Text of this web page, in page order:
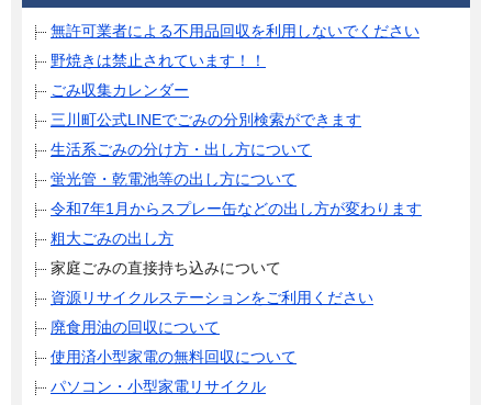
無許可業者による不用品回収を利用しないでください
野焼きは禁止されています！！
ごみ収集カレンダー
三川町公式LINEでごみの分別検索ができます
生活系ごみの分け方・出し方について
蛍光管・乾電池等の出し方について
令和7年1月からスプレー缶などの出し方が変わります
粗大ごみの出し方
家庭ごみの直接持ち込みについて
資源リサイクルステーションをご利用ください
廃食用油の回収について
使用済小型家電の無料回収について
パソコン・小型家電リサイクル